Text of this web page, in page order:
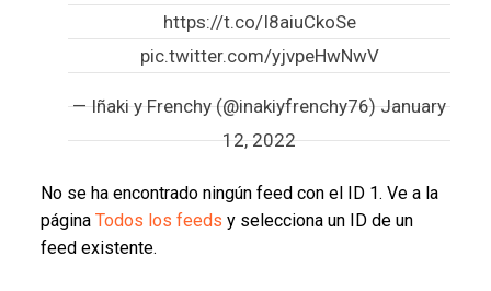
https://t.co/I8aiuCkoSe
pic.twitter.com/yjvpeHwNwV
— Iñaki y Frenchy (@inakiyfrenchy76)January
12, 2022
No se ha encontrado ningún feed con el ID 1. Ve a la
página Todos los feeds y selecciona un ID de un
feed existente.